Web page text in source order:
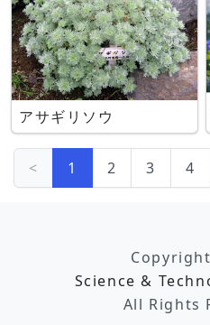
アサギリソウ
< 1 2 3 4
Science &
All Rights